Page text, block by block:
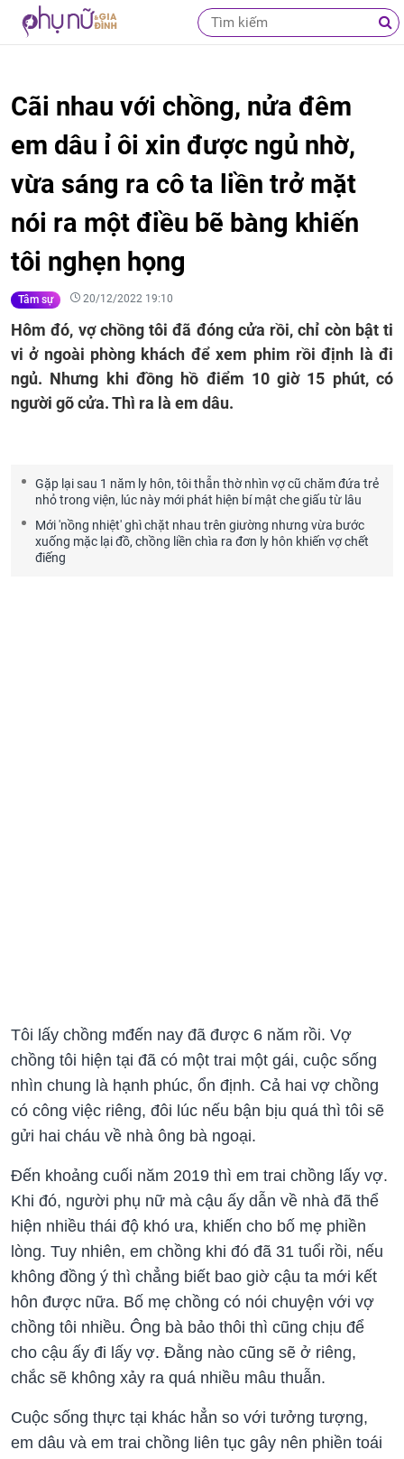
Cãi nhau với chồng, nửa đêm
em dâu ỉ ôi xin được ngủ nhờ,
vừa sáng ra cô ta liền trở mặt
nói ra một điều bẽ bàng khiến
tôi nghẹn họng
Tâm sự 20/12/2022 19:10
Hôm đó, vợ chồng tôi đã đóng cửa rồi, chỉ còn bật ti
vi ở ngoài phòng khách để xem phim rồi định là đi
ngủ. Nhưng khi đồng hồ điểm 10 giờ 15 phút, có
người gõ cửa. Thì ra là em dâu.
Gặp lại sau 1 năm ly hôn, tôi thẫn thờ nhìn vợ cũ chăm đứa trẻ
nhỏ trong viện, lúc này mới phát hiện bí mật che giấu từ lâu
Mới 'nồng nhiệt' ghì chặt nhau trên giường nhưng vừa bước
xuống mặc lại đồ, chồng liền chìa ra đơn ly hôn khiến vợ chết
điếng
Tôi lấy chồng mđến nay đã được 6 năm rồi. Vợ
chồng tôi hiện tại đã có một trai một gái, cuộc sống
nhìn chung là hạnh phúc, ổn định. Cả hai vợ chồng
có công việc riêng, đôi lúc nếu bận bịu quá thì tôi sẽ
gửi hai cháu về nhà ông bà ngoại.
Đến khoảng cuối năm 2019 thì em trai chồng lấy vợ.
Khi đó, người phụ nữ mà cậu ấy dẫn về nhà đã thể
hiện nhiều thái độ khó ưa, khiến cho bố mẹ phiền
lòng. Tuy nhiên, em chồng khi đó đã 31 tuổi rồi, nếu
không đồng ý thì chẳng biết bao giờ cậu ta mới kết
hôn được nữa. Bố mẹ chồng có nói chuyện với vợ
chồng tôi nhiều. Ông bà bảo thôi thì cũng chịu để
cho cậu ấy đi lấy vợ. Đằng nào cũng sẽ ở riêng,
chắc sẽ không xảy ra quá nhiều mâu thuẫn.
Cuộc sống thực tại khác hẳn so với tưởng tượng,
em dâu và em trai chồng liên tục gây nên phiền toái